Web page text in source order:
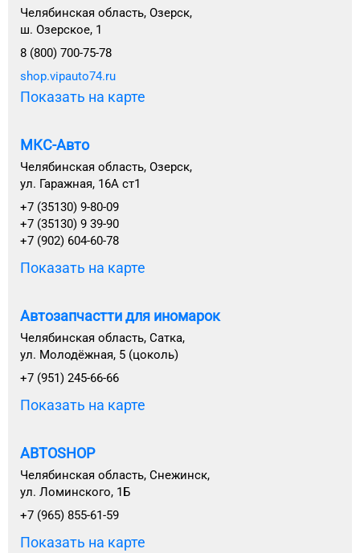
Челябинская область, Озерск,
ш. Озерское, 1
8 (800) 700-75-78
shop.vipauto74.ru
Показать на карте
МКС-Авто
Челябинская область, Озерск,
ул. Гаражная, 16А ст1
+7 (35130) 9-80-09
+7 (35130) 9 39-90
+7 (902) 604-60-78
Показать на карте
Автозапчастти для иномарок
Челябинская область, Сатка,
ул. Молодёжная, 5 (цоколь)
+7 (951) 245-66-66
Показать на карте
АВТОSHOP
Челябинская область, Снежинск,
ул. Ломинского, 1Б
+7 (965) 855-61-59
Показать на карте